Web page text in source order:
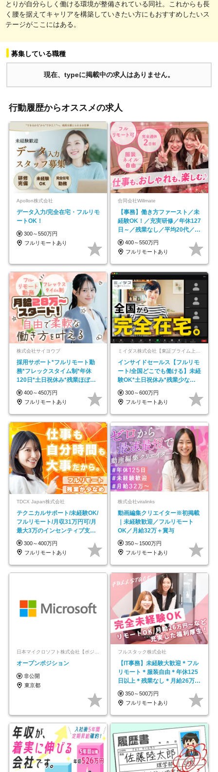
とりが自分らしく働ける環境が整備されている同社。これからも長
く腰を据えてキャリアを構築していきたい方にもおすすめしたいス
テージがここにはある。
募集している職種
現在、typeに掲載中の求人はありません。
行動履歴からオススメの求人
Apollon株式会社
データ入力/完全在宅・フルリモ
ートOK！
300～550万円
フルリモートあり
合同会社Willmate
【事務】働き方ファースト／未
経験OK！／充実研修／年休127
日～／残業なし／平均20代／リ
モートOK
400～550万円
フルリモートあり
株式会社サイヨウブ
採用サポート*フルリモート勤
務*フレックスタイム制*年休
120日*土日祝休み*残業ほぼな
し*育児中社員8割以上
400～450万円
フルリモートあり
ミイダス株式会社【東証プライム上場パーソルグループ】
インサイドセールス【フルリモ
ート/全国どこでも働ける】未経
験OK*土日祝休み*残業少なめ*
在宅勤務手当あり
300～600万円
フルリモートあり
TDCX Japan株式会社
テクニカルサポート/未経験OK/
フルリモート/月収31万円可/月
最大3万のインセンティブ支給/
平均年齢33歳
300～400万円
フルリモートあり
株式会社viralinks
動画編集クリエイター※初掲載
｜未経験歓迎／フルリモート
OK／月給32万＋賞与
350～1500万円
フルリモートあり
日本マイクロソフト株式会社【ポジションマッチ登録】
オープンポジション
非公開
東京都
フルスタック株式会社
【IT事務】未経験大歓迎＊フル
リモート＊服装自由＊年休125
日以上＊残業なし＊月給26万円
以上
350～500万円
フルリモートあり